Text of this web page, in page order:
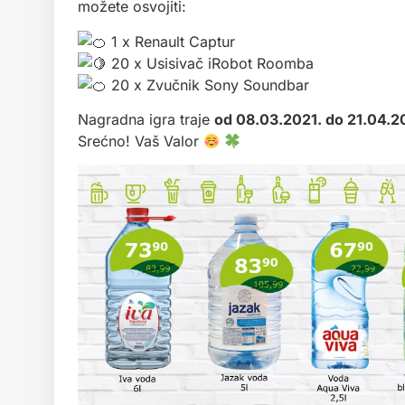
možete osvojiti:
1 x Renault Captur
20 x Usisivač iRobot Roomba
20 x Zvučnik Sony Soundbar
Nagradna igra traje od 08.03.2021. do
Srećno! Vaš Valor